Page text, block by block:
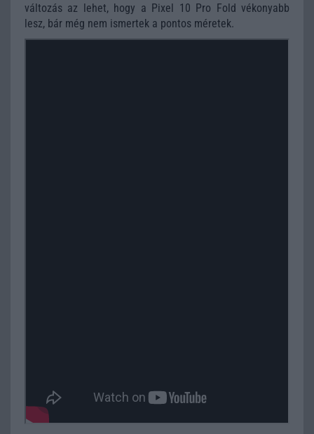
változás az lehet, hogy a Pixel 10 Pro Fold vékonyabb
lesz, bár még nem ismertek a pontos méretek.